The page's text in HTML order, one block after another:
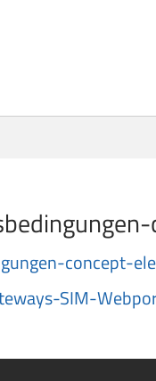
concept-
SIM-